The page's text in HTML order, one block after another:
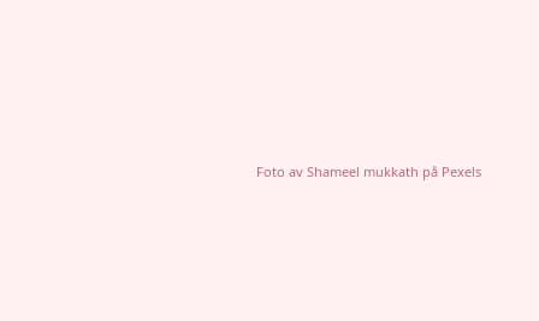
Foto av Shameel mukkath på Pexels